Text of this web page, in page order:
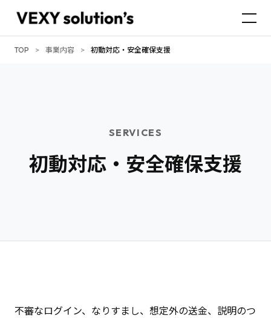
TOP > 事業内容 > 初動対応・安全確保支援
SERVICES
初動対応・安全確保支援
不審なログイン、なりすまし、想定外の送金、説明のつ